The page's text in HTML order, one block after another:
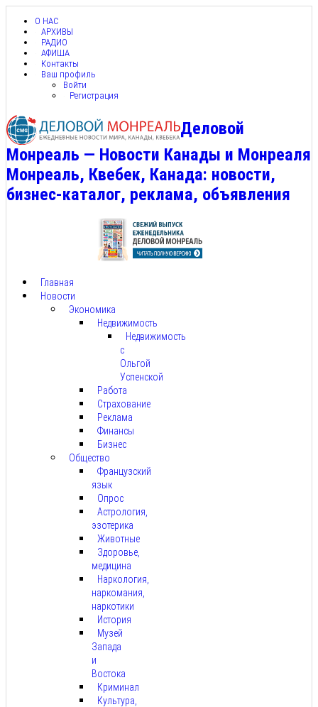
О НАС
АРХИВЫ
РАДИО
АФИША
Контакты
Ваш профиль
Войти
Регистрация
Деловой
Монреаль — Новости Канады и Монреаля
Монреаль, Квебек, Канада: новости,
бизнес-каталог, реклама, объявления
Главная
Новости
Экономика
Недвижимость
Недвижимость
с
Ольгой
Успенской
Работа
Страхование
Реклама
Финансы
Бизнес
Общество
Французский
язык
Опрос
Астрология,
эзотерика
Животные
Здоровье,
медицина
Наркология,
наркомания,
наркотики
История
Музей
Запада
и
Востока
Криминал
Культура,